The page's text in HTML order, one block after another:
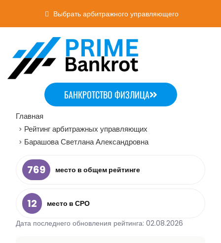
Выбрать арбитражного управляющего
БАНКРОТСТВО ФИЗЛИЦА
Главная
> Рейтинг арбитражных управляющих
> Барашова Светлана Александровна
769 место в общем рейтинге
12
место в СРО
Дата последнего обновления рейтинга: 02.08.2026